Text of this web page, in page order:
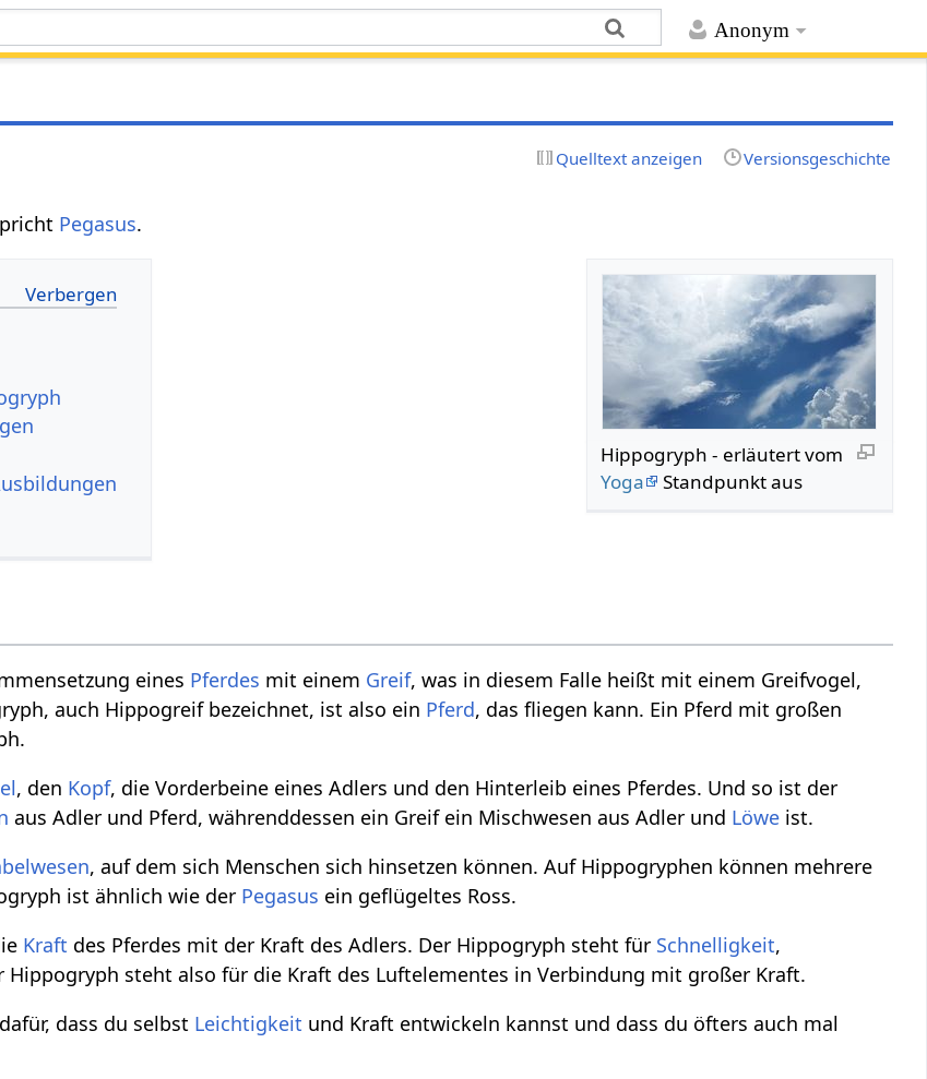
Anonym
Quelltext anzeigen Versionsgeschichte
Pegasus.
Hippogryph - erläutert vom
Yoga
Standpunkt aus
eines Pferdes mit einem Greif, was in diesem Falle heißt mit einem Greifvogel,
auch Hippogreif bezeichnet, ist also ein Pferd, das fliegen kann. Ein Pferd mit großen
, den Kopf, die Vorderbeine eines Adlers und den Hinterleib eines Pferdes. Und so ist der
aus Adler und Pferd, währenddessen ein Greif ein Mischwesen aus Adler und Löwe ist.
, auf dem sich Menschen sich hinsetzen können. Auf Hippogryphen können mehrere
ist ähnlich wie der Pegasus ein geflügeltes Ross.
Kraft des Pferdes mit der Kraft des Adlers. Der Hippogryph steht für Schnelligkeit,
Hippogryph steht also für die Kraft des Luftelementes in Verbindung mit großer Kraft.
dass du selbst Leichtigkeit und Kraft entwickeln kannst und dass du öfters auch mal